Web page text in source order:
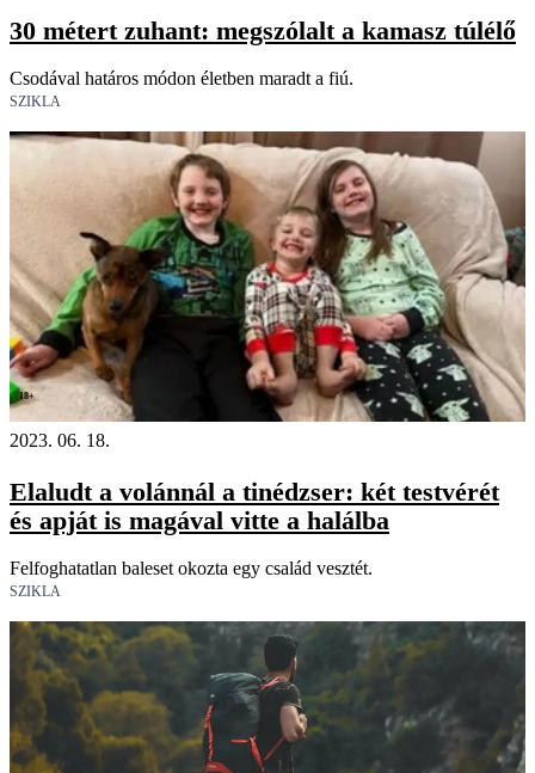
30 métert zuhant: megszólalt a kamasz túlélő
Csodával határos módon életben maradt a fiú.
SZIKLA
18+
2023. 06. 18.
Elaludt a volánnál a tinédzser: két testvérét
és apját is magával vitte a halálba
Felfoghatatlan baleset okozta egy család vesztét.
SZIKLA